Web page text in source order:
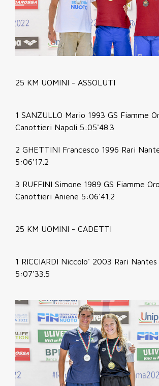
25 KM UOMINI - ASSOLUTI
1 SANZULLO Mario 1993 GS Fiamme
Canottieri Napoli 5:05'48.3
2 GHETTINI Francesco 1996 Rari
5:06'17.2
3 RUFFINI Simone 1989 GS Fiamme
Canottieri Aniene 5:06'41.2
25 KM UOMINI - CADETTI
1 RICCIARDI Niccolo' 2003 Rari Nantes
5:07'33.5